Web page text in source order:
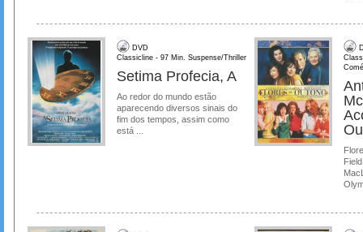
DVD
Classicline - 97 Min. Suspense/Thriller
Setima Profecia, A
Ao redor do mundo estão
aparecendo diversos sinais do
fim dos tempos, assim como
está ...